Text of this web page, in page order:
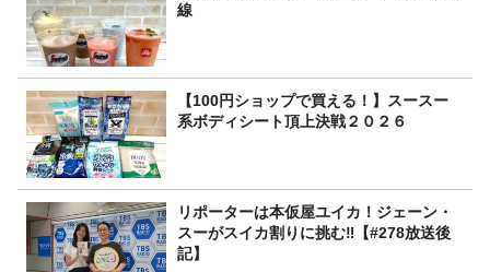
線
【100円ショップで買える！】スースー
系ボディシート頂上決戦２０２６
リポーターは本仮屋ユイカ！ジェーン・
スーがスイカ割りに挑む‼【#278放送後
記】